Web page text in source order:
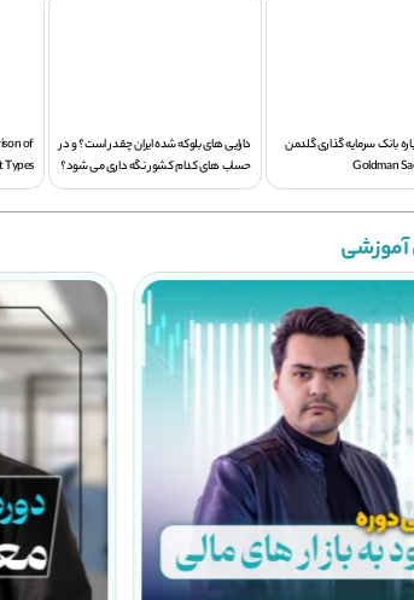
بانک سرمایه گذاری گلدمن
دارایی های بلوکه شده ایران چقدر است؟ و در
حساب های کدام کشور نگه داری می شود؟
of
آموزشی